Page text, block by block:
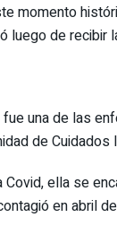
momento
de recibir
una de las
de Cuidados
ella se
en abril